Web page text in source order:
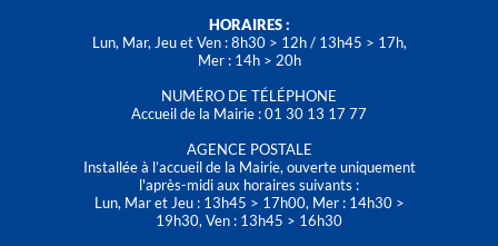
HORAIRES :
Lun, Mar, Jeu et Ven : 8h30 > 12h / 13h45 > 17h,
Mer : 14h > 20h
NUMÉRO DE TÉLÉPHONE
Accueil de la Mairie : 01 30 13 17 77
AGENCE POSTALE
Installée à l’accueil de la Mairie, ouverte uniquement
l'après-midi aux horaires suivants :
Lun, Mar et Jeu : 13h45 > 17h00, Mer : 14h30 >
19h30, Ven : 13h45 > 16h30